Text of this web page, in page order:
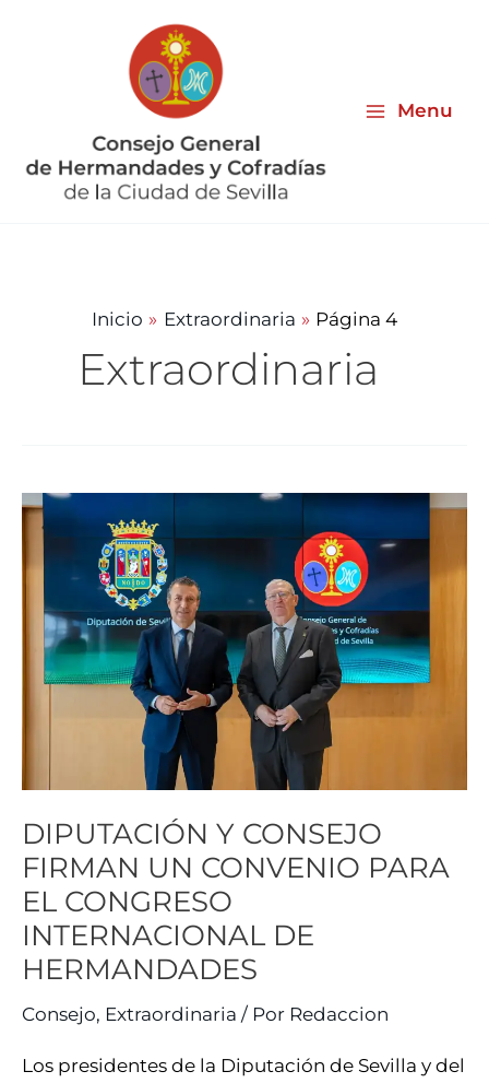
Menu
Inicio Extraordinaria Página 4
Extraordinaria
DIPUTACIÓN Y CONSEJO
FIRMAN UN CONVENIO PARA
EL CONGRESO
INTERNACIONAL DE
HERMANDADES
Consejo, Extraordinaria / Por Redaccion
Los presidentes de la Diputación de Sevilla y del
DIPUTACIÓN
CONSEJO
FIRMAN
UN
CONVENIO
PARA
INTERNACIONAL
HERMANDADES